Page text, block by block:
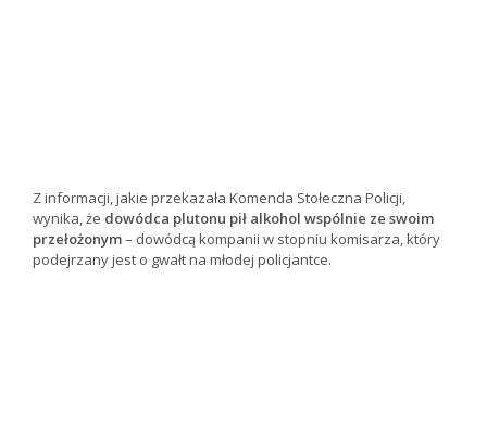
Z informacji, jakie przekazała Komenda Stołeczna Policji,
wynika, że dowódca plutonu pił alkohol wspólnie ze swoim
przełożonym– dowódcą kompanii w stopniu komisarza, który
podejrzany jest o gwałt na młodej policjantce.